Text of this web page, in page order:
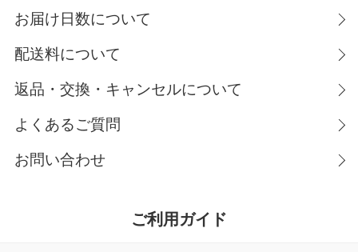
お届け日数について
配送料について
返品・交換・キャンセルについて
よくあるご質問
お問い合わせ
ご利用ガイド